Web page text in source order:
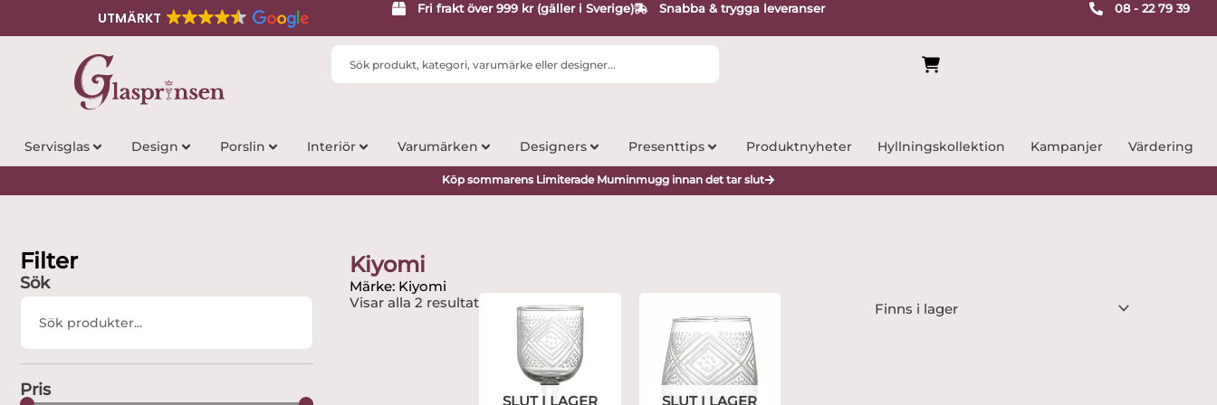
UTMÄRKT
Fri frakt över 999 kr (gäller i Sverige) Snabba & trygga leveranser 08 - 22 79 39
Search
Servisglas Design Porslin Interiör Varumärken Designers Presenttips Produktnyheter Hyllningskollektion Kampanjer Värdering
Köp sommarens Limiterade Muminmugg innan det tar slut
Filter
Sök
Search
Pris
Kiyomi
Märke: Kiyomi
Visar alla 2 resultat
SLUT I LAGER SLUT I LAGER